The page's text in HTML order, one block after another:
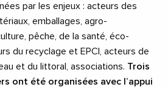
par les enjeux : acteurs des
emballages, agro-
pêche, de la santé, éco-
du recyclage et EPCI, acteurs de
et du littoral, associations. Trois
ont été organisées avec l’appui